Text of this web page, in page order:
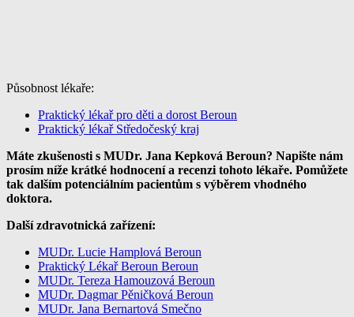
Působnost lékaře:
Praktický lékař pro děti a dorost Beroun
Praktický lékař Středočeský kraj
Máte zkušenosti s MUDr. Jana Kepková Beroun? Napište nám
prosím níže krátké hodnocení a recenzi tohoto lékaře. Pomůžete
tak dalším potenciálním pacientům s výběrem vhodného
doktora.
Další zdravotnická zařízení:
MUDr. Lucie Hamplová Beroun
Praktický Lékař Beroun Beroun
MUDr. Tereza Hamouzová Beroun
MUDr. Dagmar Pěničková Beroun
MUDr. Jana Bernartová Smečno